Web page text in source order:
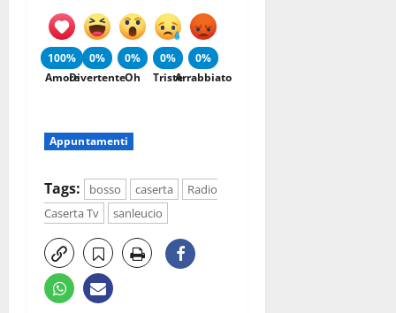
100%
Amore
0%
Divertente
0%
Oh
0%
Triste
0%
Arrabbiato
Appuntamenti
Tags: bosso caserta
Radio
Caserta Tv
sanleucio